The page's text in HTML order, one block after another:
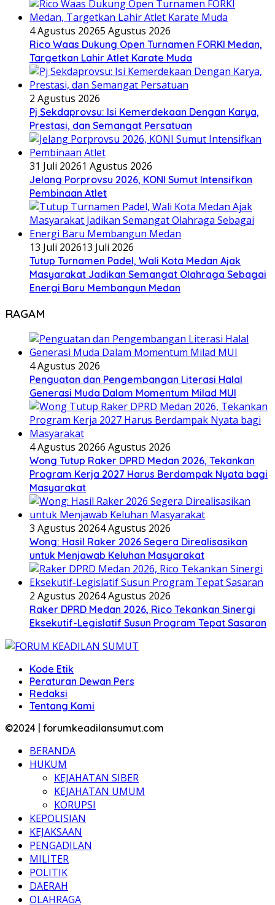
4 Agustus 20265 Agustus 2026
Rico Waas Dukung Open Turnamen FORKI Medan,
Targetkan Lahir Atlet Karate Muda
2 Agustus 2026
Pj Sekdaprovsu: Isi Kemerdekaan Dengan Karya,
Prestasi, dan Semangat Persatuan
31 Juli 20261 Agustus 2026
Jelang Porprovsu 2026, KONI Sumut Intensifkan
Pembinaan Atlet
13 Juli 202613 Juli 2026
Tutup Turnamen Padel, Wali Kota Medan Ajak
Masyarakat Jadikan Semangat Olahraga Sebagai
Energi Baru Membangun Medan
RAGAM
4 Agustus 2026
Penguatan dan Pengembangan Literasi Halal
Generasi Muda Dalam Momentum Milad MUI
4 Agustus 20266 Agustus 2026
Wong Tutup Raker DPRD Medan 2026, Tekankan
Program Kerja 2027 Harus Berdampak Nyata bagi
Masyarakat
3 Agustus 20264 Agustus 2026
Wong: Hasil Raker 2026 Segera Direalisasikan
untuk Menjawab Keluhan Masyarakat
2 Agustus 20264 Agustus 2026
Raker DPRD Medan 2026, Rico Tekankan Sinergi
Eksekutif-Legislatif Susun Program Tepat Sasaran
Kode Etik
Peraturan Dewan Pers
Redaksi
Tentang Kami
©2024 | forumkeadilansumut.com
BERANDA
HUKUM
KEJAHATAN SIBER
KEJAHATAN UMUM
KORUPSI
KEPOLISIAN
KEJAKSAAN
PENGADILAN
MILITER
POLITIK
DAERAH
OLAHRAGA